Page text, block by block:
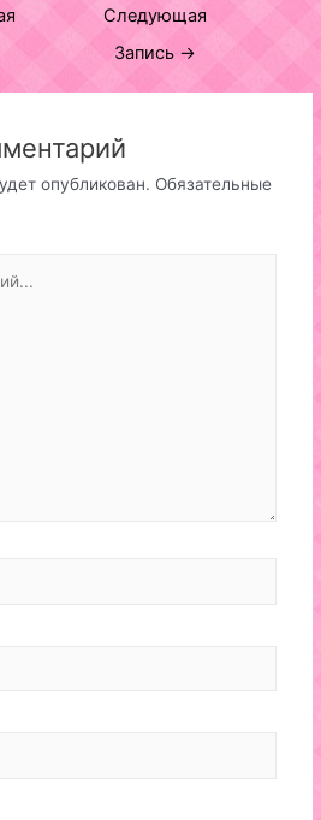
Следующая
Запись →
опубликован. Обязательные